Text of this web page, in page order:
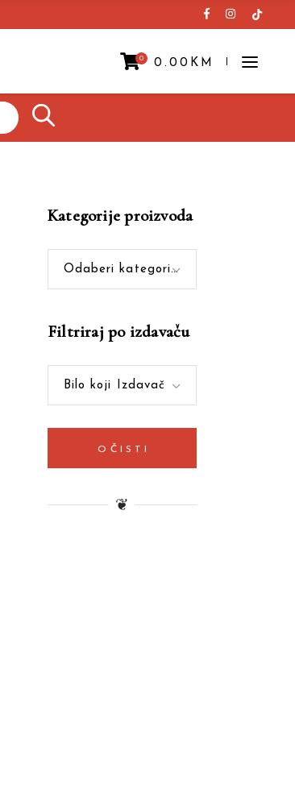
0 0.00 KM
Prazna korpa.
Kategorije proizvoda
Odaberi kategoriju
Filtriraj po izdavaču
Bilo koji Izdavač
OČISTI
❦